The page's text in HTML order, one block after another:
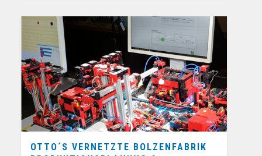
OTTO´S VERNETZTE BOLZENFABRIK